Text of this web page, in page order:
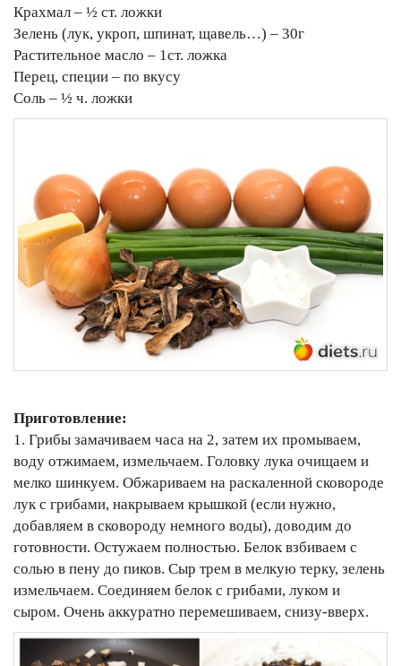
Крахмал – ½ ст. ложки
Зелень (лук, укроп, шпинат, щавель…) – 30г
Растительное масло – 1ст. ложка
Перец, специи – по вкусу
Соль – ½ ч. ложки
Приготовление:
1. Грибы замачиваем часа на 2, затем их промываем,
воду отжимаем, измельчаем. Головку лука очищаем и
мелко шинкуем. Обжариваем на раскаленной сковороде
лук с грибами, накрываем крышкой (если нужно,
добавляем в сковороду немного воды), доводим до
готовности. Остужаем полностью. Белок взбиваем с
солью в пену до пиков. Сыр трем в мелкую терку, зелень
измельчаем. Соединяем белок с грибами, луком и
сыром. Очень аккуратно перемешиваем, снизу-вверх.